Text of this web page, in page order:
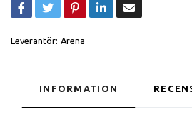
Leverantör: Arena
INFORMATION